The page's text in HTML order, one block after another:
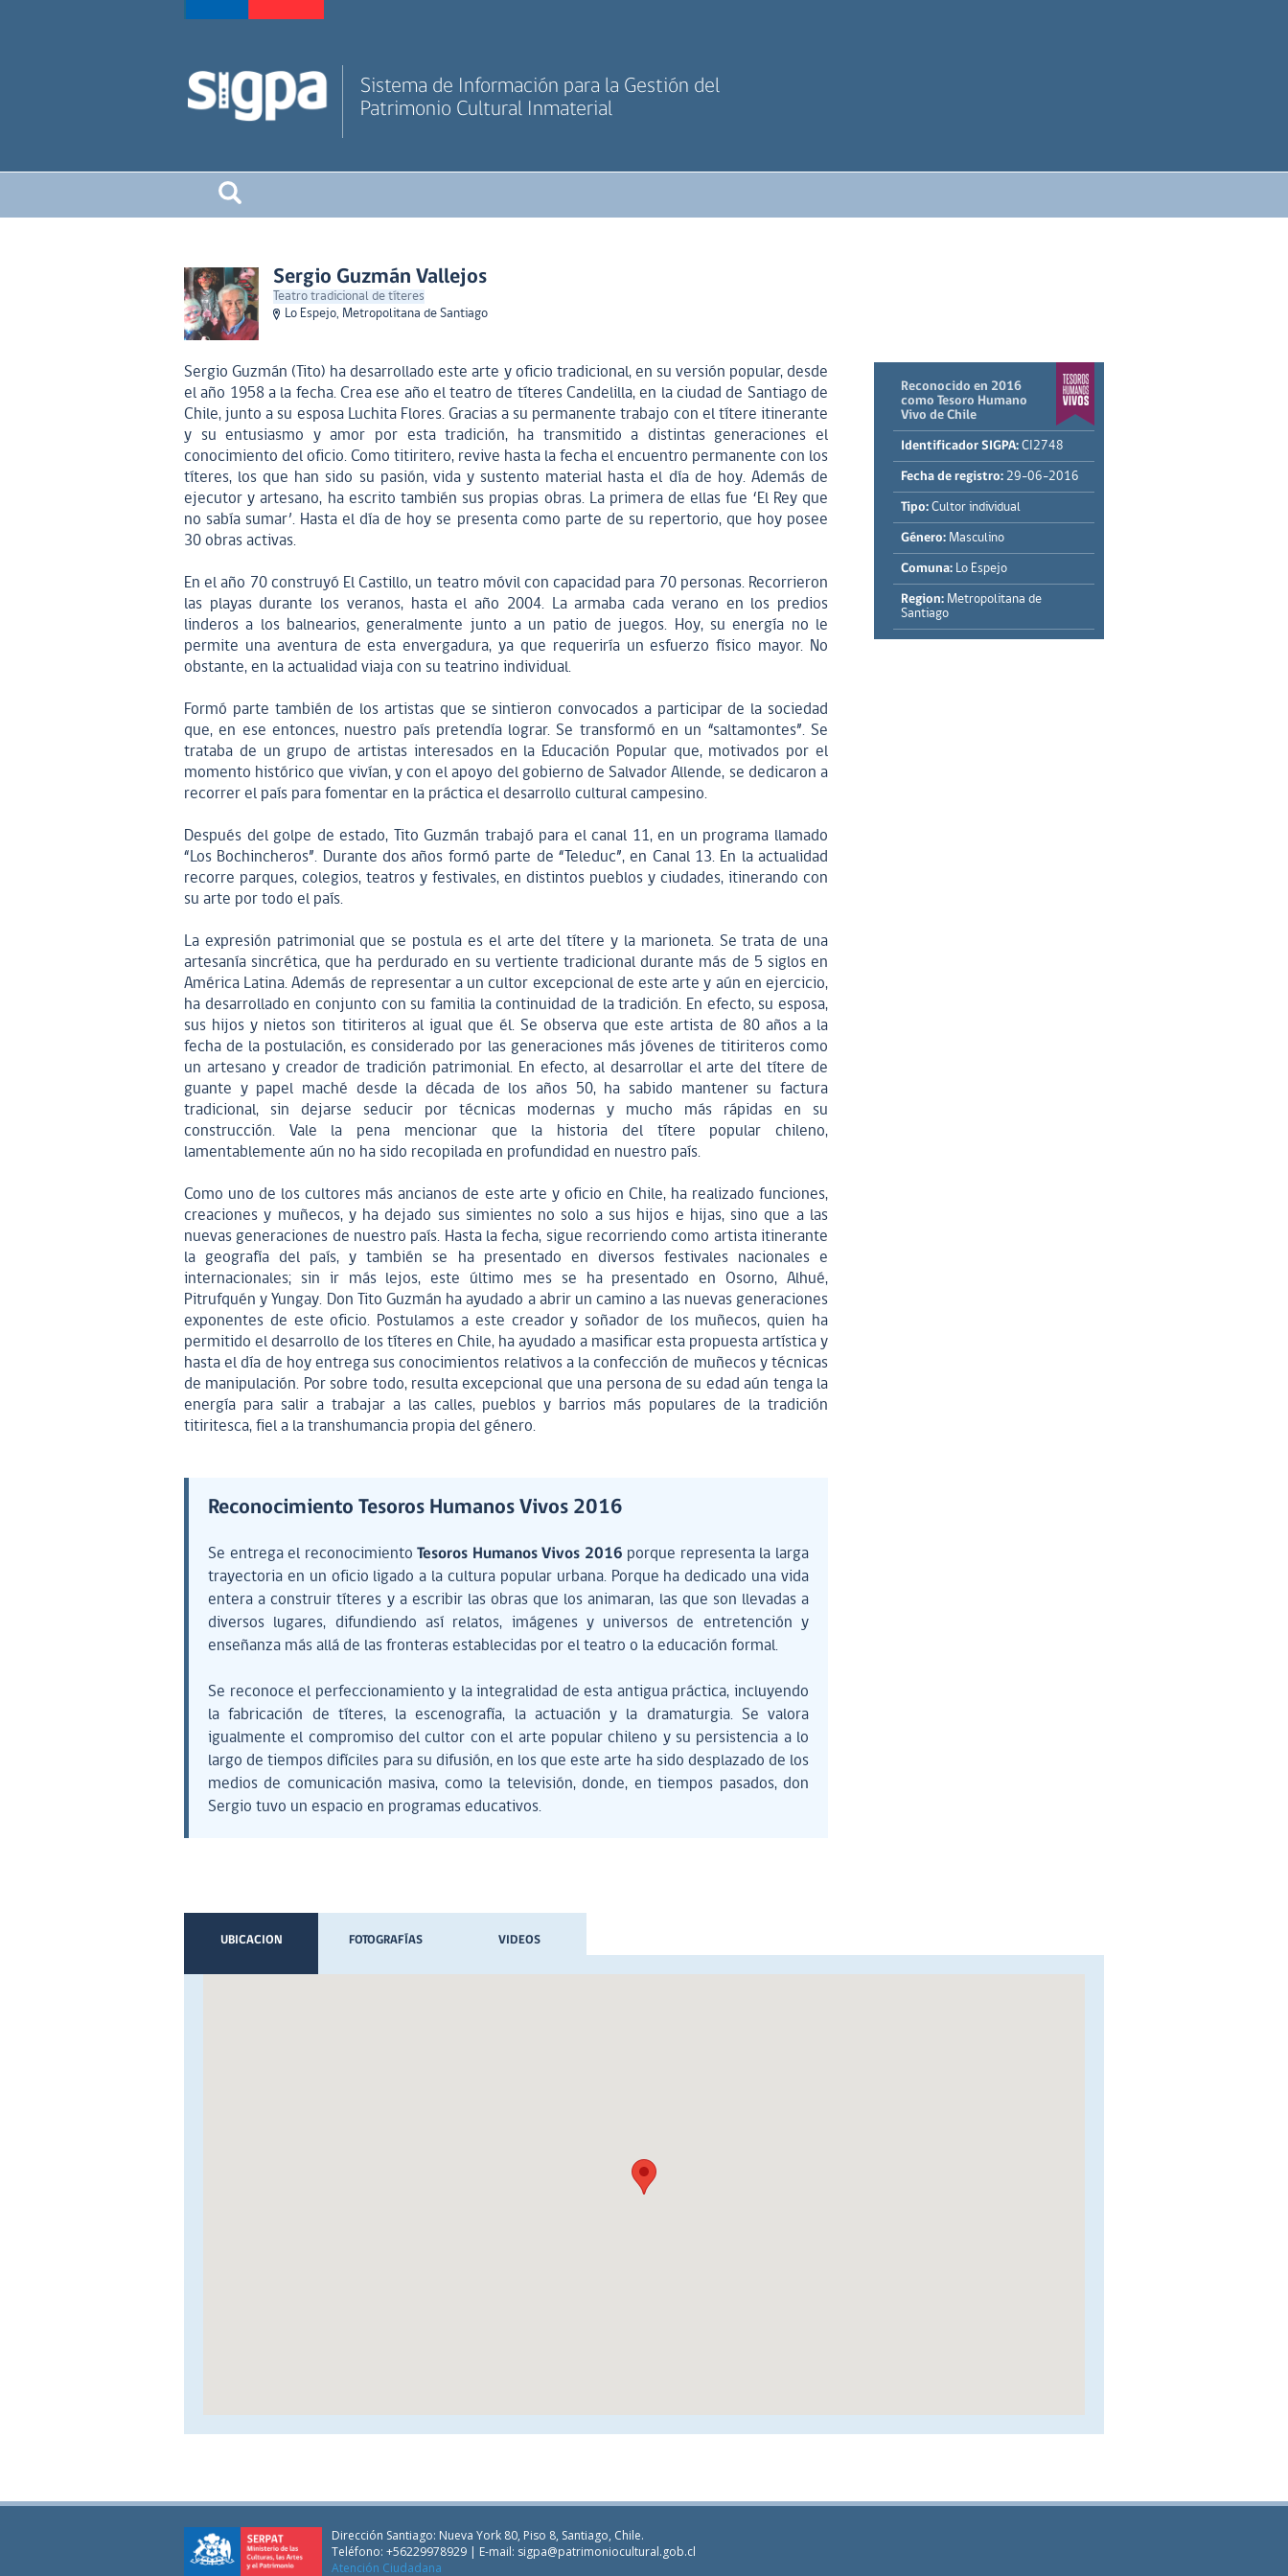
Sistema de Información para la Gestión del
Patrimonio Cultural Inmaterial
Sergio Guzmán Vallejos
Teatro tradicional de títeres
Lo Espejo, Metropolitana de Santiago
Sergio Guzmán (Tito) ha desarrollado este arte y oficio tradicional, en su versión popular, desde
el año 1958 a la fecha. Crea ese año el teatro de títeres Candelilla, en la ciudad de Santiago de
Chile, junto a su esposa Luchita Flores. Gracias a su permanente trabajo con el títere itinerante
y su entusiasmo y amor por esta tradición, ha transmitido a distintas generaciones el
conocimiento del oficio. Como titiritero, revive hasta la fecha el encuentro permanente con los
títeres, los que han sido su pasión, vida y sustento material hasta el día de hoy. Además de
ejecutor y artesano, ha escrito también sus propias obras. La primera de ellas fue ‘El Rey que
no sabía sumar’. Hasta el día de hoy se presenta como parte de su repertorio, que hoy posee
30 obras activas.
En el año 70 construyó El Castillo, un teatro móvil con capacidad para 70 personas. Recorrieron
las playas durante los veranos, hasta el año 2004. La armaba cada verano en los predios
linderos a los balnearios, generalmente junto a un patio de juegos. Hoy, su energía no le
permite una aventura de esta envergadura, ya que requeriría un esfuerzo físico mayor. No
obstante, en la actualidad viaja con su teatrino individual.
Formó parte también de los artistas que se sintieron convocados a participar de la sociedad
que, en ese entonces, nuestro país pretendía lograr. Se transformó en un “saltamontes”. Se
trataba de un grupo de artistas interesados en la Educación Popular que, motivados por el
momento histórico que vivían, y con el apoyo del gobierno de Salvador Allende, se dedicaron a
recorrer el país para fomentar en la práctica el desarrollo cultural campesino.
Después del golpe de estado, Tito Guzmán trabajó para el canal 11, en un programa llamado
“Los Bochincheros”. Durante dos años formó parte de “Teleduc”, en Canal 13. En la actualidad
recorre parques, colegios, teatros y festivales, en distintos pueblos y ciudades, itinerando con
su arte por todo el país.
La expresión patrimonial que se postula es el arte del títere y la marioneta. Se trata de una
artesanía sincrética, que ha perdurado en su vertiente tradicional durante más de 5 siglos en
América Latina. Además de representar a un cultor excepcional de este arte y aún en ejercicio,
ha desarrollado en conjunto con su familia la continuidad de la tradición. En efecto, su esposa,
sus hijos y nietos son titiriteros al igual que él. Se observa que este artista de 80 años a la
fecha de la postulación, es considerado por las generaciones más jóvenes de titiriteros como
un artesano y creador de tradición patrimonial. En efecto, al desarrollar el arte del títere de
guante y papel maché desde la década de los años 50, ha sabido mantener su factura
tradicional, sin dejarse seducir por técnicas modernas y mucho más rápidas en su
construcción. Vale la pena mencionar que la historia del títere popular chileno,
lamentablemente aún no ha sido recopilada en profundidad en nuestro país.
Como uno de los cultores más ancianos de este arte y oficio en Chile, ha realizado funciones,
creaciones y muñecos, y ha dejado sus simientes no solo a sus hijos e hijas, sino que a las
nuevas generaciones de nuestro país. Hasta la fecha, sigue recorriendo como artista itinerante
la geografía del país, y también se ha presentado en diversos festivales nacionales e
internacionales; sin ir más lejos, este último mes se ha presentado en Osorno, Alhué,
Pitrufquén y Yungay. Don Tito Guzmán ha ayudado a abrir un camino a las nuevas generaciones
exponentes de este oficio. Postulamos a este creador y soñador de los muñecos, quien ha
permitido el desarrollo de los títeres en Chile, ha ayudado a masificar esta propuesta artística y
hasta el día de hoy entrega sus conocimientos relativos a la confección de muñecos y técnicas
de manipulación. Por sobre todo, resulta excepcional que una persona de su edad aún tenga la
energía para salir a trabajar a las calles, pueblos y barrios más populares de la tradición
titiritesca, fiel a la transhumancia propia del género.
Reconocimiento Tesoros Humanos Vivos 2016
Se entrega el reconocimientoTesoros Humanos Vivos 2016 porque representa la larga
trayectoria en un oficio ligado a la cultura popular urbana. Porque ha dedicado una vida
entera a construir títeres y a escribir las obras que los animaran, las que son llevadas a
diversos lugares, difundiendo así relatos, imágenes y universos de entretención y
enseñanza más allá de las fronteras establecidas por el teatro o la educación formal.
Se reconoce el perfeccionamiento y la integralidad de esta antigua práctica, incluyendo
la fabricación de títeres, la escenografía, la actuación y la dramaturgia. Se valora
igualmente el compromiso del cultor con el arte popular chileno y su persistencia a lo
largo de tiempos difíciles para su difusión, en los que este arte ha sido desplazado de los
medios de comunicación masiva, como la televisión, donde, en tiempos pasados, don
Sergio tuvo un espacio en programas educativos.
Reconocido en 2016
como Tesoro Humano
Vivo de Chile
Identificador SIGPA: CI2748
Fecha de registro: 29-06-2016
Tipo: Cultor individual
Género: Masculino
Comuna: Lo Espejo
Region: Metropolitana de
Santiago
UBICACION FOTOGRAFÍAS VIDEOS
Dirección Santiago: Nueva York 80, Piso 8, Santiago, Chile.
Teléfono: +56229978929 | E-mail: sigpa@patrimoniocultural.gob.cl
Atención Ciudadana